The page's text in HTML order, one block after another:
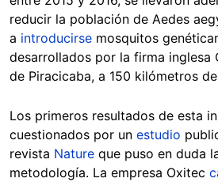
reducir la población de Aedes
a introducirse mosquitos
desarrollados por la firma inglesa
de Piracicaba, a 150 kilómetros
Los primeros resultados de esta
cuestionados por un estudio
revista Nature que puso en duda
metodología. La empresa Oxitec